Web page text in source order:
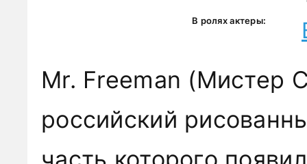
В ролях актеры:
Mr. Freeman (Мистер
российский